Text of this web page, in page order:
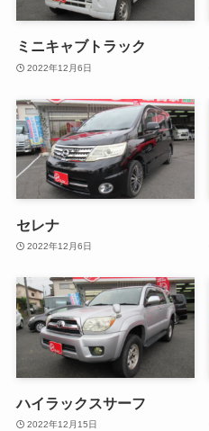
ミニキャブトラック
2022年12月6日
セレナ
2022年12月6日
ハイラックスサーフ
2022年12月15日